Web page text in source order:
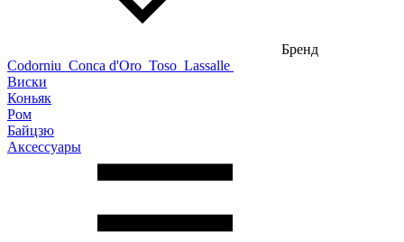
Бренд
Codorniu Conca d'Oro Toso Lassalle
Виски
Коньяк
Ром
Байцзю
Аксессуары